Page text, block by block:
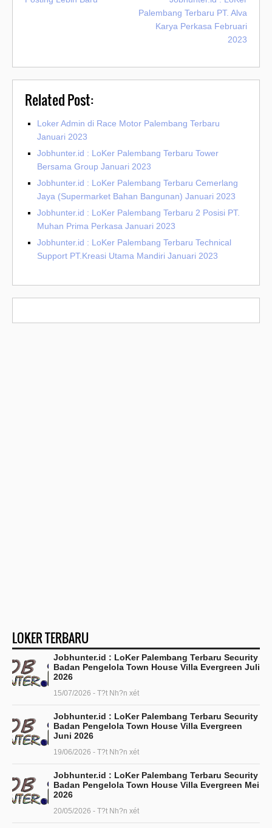
Palembang Terbaru PT. Alva
Karya Perkasa Februari
2023
Related Post:
Loker Admin di Race Motor Palembang Terbaru
Januari 2023
Jobhunter.id : LoKer Palembang Terbaru Tower
Bersama Group Januari 2023
Jobhunter.id : LoKer Palembang Terbaru Cemerlang
Jaya (Supermarket Bahan Bangunan) Januari 2023
Jobhunter.id : LoKer Palembang Terbaru 2 Posisi PT.
Muhan Prima Perkasa Januari 2023
Jobhunter.id : LoKer Palembang Terbaru Technical
Support PT.Kreasi Utama Mandiri Januari 2023
LOKER TERBARU
Jobhunter.id : LoKer Palembang Terbaru Security
Badan Pengelola Town House Villa Evergreen Juli
2026
15/07/2026 - T?t Nh?n xét
Jobhunter.id : LoKer Palembang Terbaru Security
Badan Pengelola Town House Villa Evergreen
Juni 2026
19/06/2026 - T?t Nh?n xét
Jobhunter.id : LoKer Palembang Terbaru Security
Badan Pengelola Town House Villa Evergreen Mei
2026
20/05/2026 - T?t Nh?n xét